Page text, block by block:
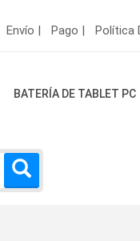
Envío | Pago | Política
BATERÍA DE TABLET PC